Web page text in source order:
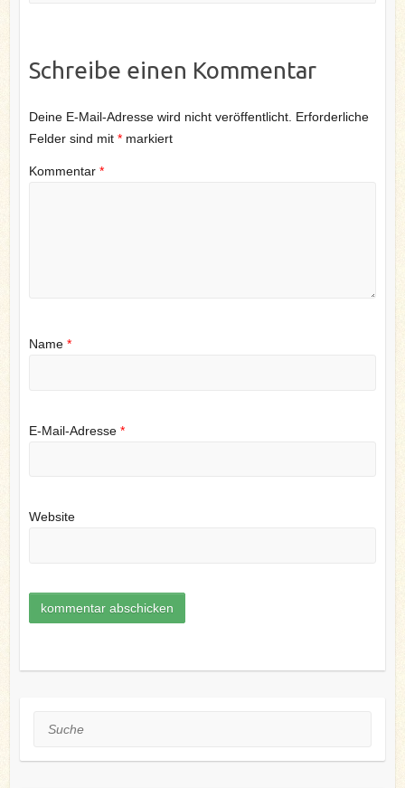
Schreibe einen Kommentar
Deine E-Mail-Adresse wird nicht veröffentlicht. Erforderliche
Felder sind mit *markiert
Kommentar *
Name *
E-Mail-Adresse *
Website
Suche